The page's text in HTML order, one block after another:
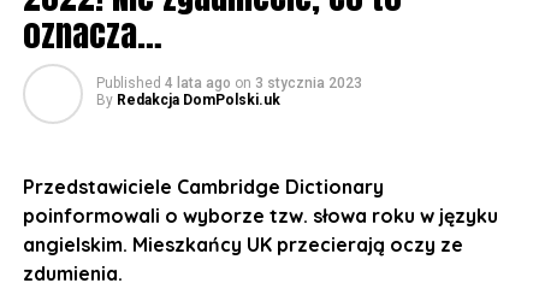
takie imię wyśmiewać. A taki problem będzie się ciągnął
za daną osobą przez całe życie.
Grupa ekspertów z UK przeanalizowała takie imiona,
które w ostatnich miesiącach były nadawane na
powinni unikać.
Wśród imiona żeńskich są m.in. Alexa (po urządzeniu
Amazona), Baby (które w j. ang. ma wiele znaczeń) czy
oznacza…
Published 4 lata ago on 3 stycznia 2023
By Redakcja DomPolski.uk
Przedstawiciele Cambridge Dictionary
poinformowali o wyborze tzw. słowa roku w języku
angielskim. Mieszkańcy UK przecierają oczy ze
zdumienia.